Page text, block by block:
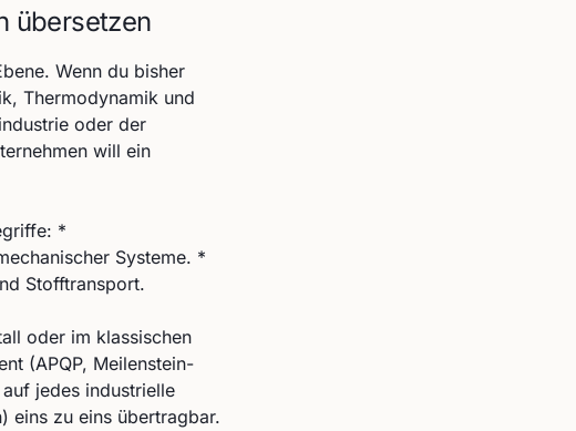
übersetzen
Wenn du bisher
Thermodynamik und
oder der
will ein
*
Systeme. *
Stofftransport.
oder im klassischen
(APQP, Meilenstein-
jedes industrielle
eins zu eins übertragbar.